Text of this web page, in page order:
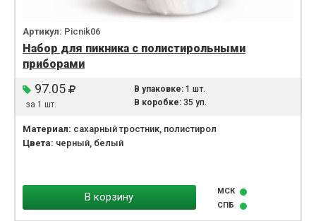
Артикул: Picnik06
Набор для пикника с полистирольными
приборами
97.05
за 1 шт.
В упаковке:1 шт.
В коробке:35 уп.
Материал: сахарный тростник, полистирол
Цвета: черный, белый
В корзину
МСК
СПБ